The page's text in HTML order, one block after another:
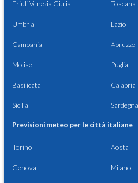
Friuli Venezia Giulia Toscana
Umbria Lazio
Campania Abruzzo
Molise Puglia
Basilicata Calabria
Sicilia Sardegna
Previsioni meteo per le città italiane
Torino Aosta
Genova Milano